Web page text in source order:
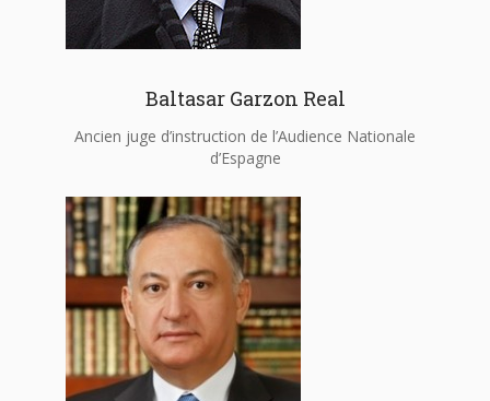
Baltasar Garzon Real
Ancien juge d’instruction de l’Audience Nationale
d’Espagne